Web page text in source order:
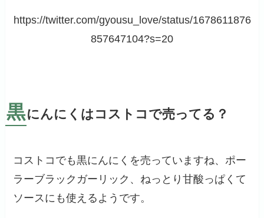
https://twitter.com/gyousu_love/status/1678611876
857647104?s=20
黒にんにくはコストコで売ってる？
コストコでも黒にんにくを売っていますね、ポー
ラーブラックガーリック、ねっとり甘酸っぱくて
ソースにも使えるようです。